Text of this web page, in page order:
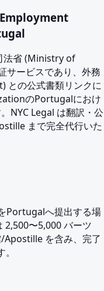
法省 (Ministry of
サービスであり、外務
との公式書類リンクに
のPortugalにおけ
NYC Legal は翻訳・公
まで完全代行いた
へ提出する場
2,500〜5,000 バーツ
Apostille を含み、完了